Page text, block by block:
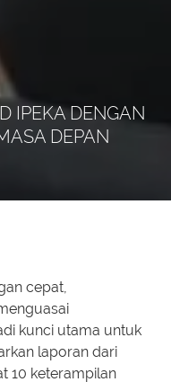
IPEKA DENGAN
DEPAN
cepat,
kunci utama untuk
laporan dari
10 keterampilan